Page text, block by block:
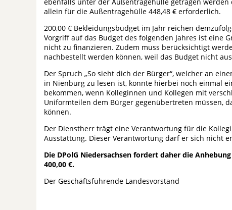
allein für die Außentragehülle 448,48 € erforderlich.
200,00 € Bekleidungsbudget im Jahr reichen
Vorgriff auf das Budget des folgenden Jahres ist eine
nicht zu finanzieren. Zudem muss berücksichtigt
nachbestellt werden können, weil das Budget nicht
Der Spruch „So sieht dich der Bürger“, welcher an
in Nienburg zu lesen ist, könnte hierbei noch einmal
bekommen, wenn Kolleginnen und Kollegen mit
Uniformteilen dem Bürger gegenübertreten müssen,
können.
Der Dienstherr trägt eine Verantwortung für die
Ausstattung. Dieser Verantwortung darf er sich nicht
Die DPolG Niedersachsen fordert daher die
400,00 €.
Der Geschäftsführende Landesvorstand